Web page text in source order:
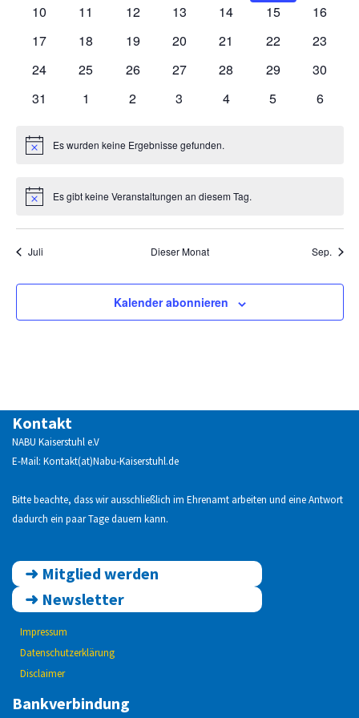
0
10
0
11
0
12
0
13
0
14
0
15
0
16
0
17
0
18
0
19
0
20
0
21
0
22
0
23
0
24
0
25
0
26
0
27
0
28
0
29
0
30
0
31
0
1
0
2
0
3
0
4
0
5
0
6
HinweisEs wurden keine Ergebnisse gefunden.
HinweisEs gibt keine Veranstaltungen an diesem Tag.
Juli Dieser Monat Sep.
Kalender abonnieren
Kontakt
NABU Kaiserstuhl e.V
E-Mail: Kontakt(at)Nabu-Kaiserstuhl.de
Bitte beachte, dass wir ausschließlich im Ehrenamt arbeiten und eine Antwort
dadurch ein paar Tage dauern kann.
➜ Mitglied werden
➜ Newsletter
Impressum
Datenschutzerklärung
Disclaimer
Bankverbindung